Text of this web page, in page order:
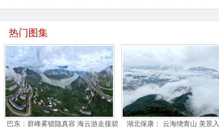
热门图集
巴东：群峰雾锁隐真容 海云游走接碧
湖北保康： 云海绕青山 美景